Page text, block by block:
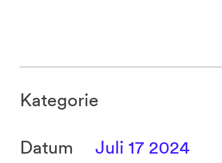
Kategorie
Datum Juli 17 2024